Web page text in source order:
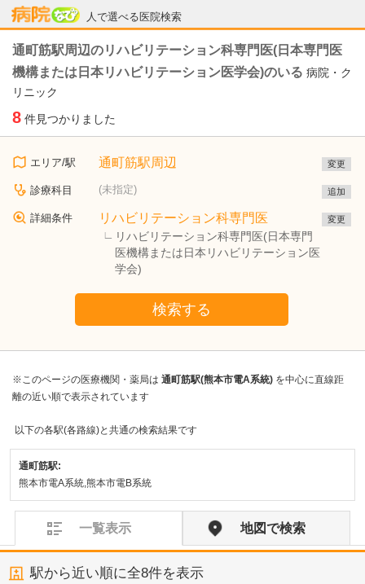
人で選べる医院検索
病院なび
通町筋駅周辺のリハビリテーション科専門医(日本専門医
機構または日本リハビリテーション医学会)のいる 病院・ク
リニック
8 件見つかりました
エリア/駅 通町筋駅周辺 変更
診療科目 (未指定) 追加
詳細条件 リハビリテーション科専門医
リハビリテーション科専門医(日本専門
医機構または日本リハビリテーション医
学会)
変更
検索する
※このページの医療機関・薬局は 通町筋駅(熊本市電A系統) を中心に直線距
離の近い順で表示されています
以下の各駅(各路線)と共通の検索結果です
通町筋駅:
熊本市電A系統,熊本市電B系統
一覧表示 地図で検索
駅から近い順に全8件を表示